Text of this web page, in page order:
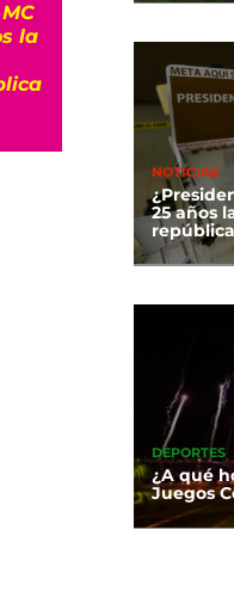
la
recuperar
telefónica si
el registro
NOTICIAS
25 años
república
DEPORTES
¿A qué
Juegos